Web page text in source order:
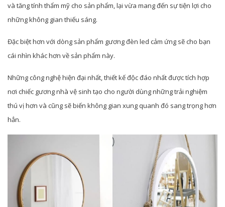
và tăng tính thẩm mỹ cho sản phẩm, lại vừa mang đến sự tiện lợi cho
những không gian thiếu sáng.
Đặc biệt hơn với dòng sản phẩm gương đèn led cảm ứng sẽ cho bạn
cái nhìn khác hơn về sản phẩm này.
Những công nghệ hiện đại nhất, thiết kế độc đáo nhất được tích hợp
nơi chiếc gương nhà vệ sinh tạo cho người dùng những trải nghiệm
thú vị hơn và cũng sẽ biến không gian xung quanh đó sang trọng hơn
hẳn.